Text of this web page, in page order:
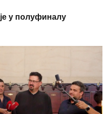
у полуфиналу